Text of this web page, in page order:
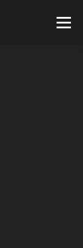
Menù
A 5